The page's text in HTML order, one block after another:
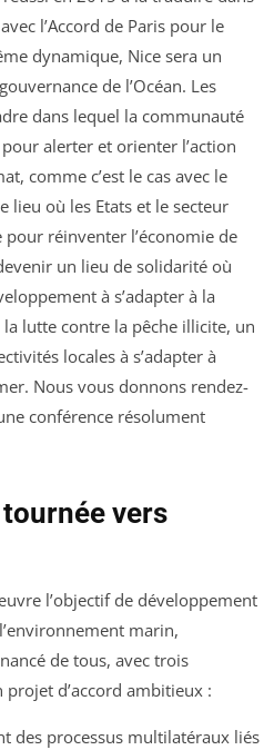
l’Accord de Paris pour le
dynamique, Nice sera un
de l’Océan. Les
dans lequel la communauté
alerter et orienter l’action
comme c’est le cas avec le
lieu où les Etats et le secteur
réinventer l’économie de
un lieu de solidarité où
à s’adapter à la
lutte contre la pêche illicite, un
locales à s’adapter à
Nous vous donnons rendez-
conférence résolument
vers
l’objectif de développement
marin,
de tous, avec trois
d’accord ambitieux :
des processus multilatéraux liés